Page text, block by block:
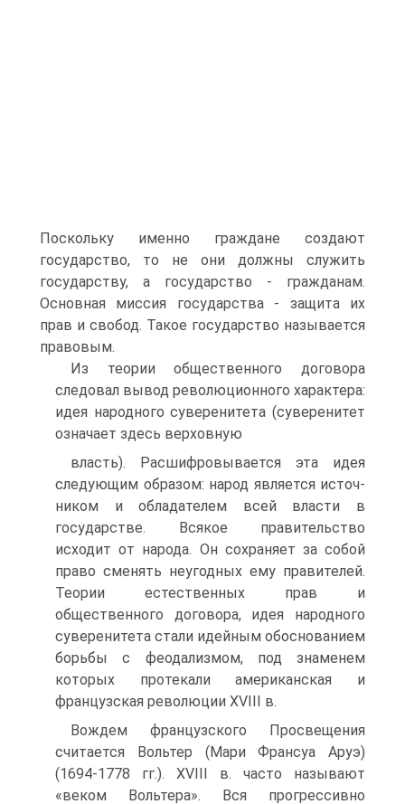
Поскольку именно граждане соз­дают
государство, то не они должны служить
государству, а государство - гражда­нам.
Основная миссия государства - защита их
прав и свобод. Такое государство называется
правовым.
Из теории общественного договора
следовал вывод революционного ха­рактера:
идея народного суверенитета (суверенитет
означает здесь верховную
власть). Расшифровывается эта идея
следующим образом: народ является источ­
ником и обладателем всей власти в
государстве. Всякое правительство
исходит от народа. Он сохраняет за собой
право сменять неугодных ему правителей.
Те­ории естественных прав и
общественного договора, идея народного
суверените­та стали идейным обоснованием
борьбы с феодализмом, под знаменем
которых протекали американская и
французская революции XVIII в.
Вождем французского Просвещения
считается Вольтер (Мари Франсуа Аруэ)
(1694-1778 гг.). XVIII в. часто называют
«веком Вольтера». Вся прогрес­сивно